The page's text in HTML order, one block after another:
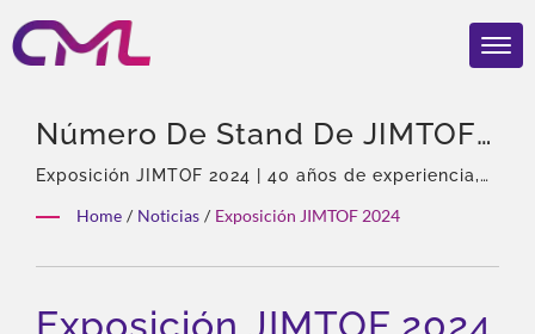
Número De Stand De JIMTOF
2024: W4055 | CML: Fabricante
De Bombas Hidráulicas
Certificado ISO 9001 Y CE –
Calidad Galardonada
Exposición JIMTOF 2024 | 40 años de experiencia,
Distribución global.
Home / Noticias / Exposición JIMTOF 2024
Exposición JIMTOF 2024